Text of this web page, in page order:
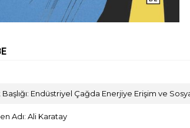
Başlığı: Endüstriyel Çağda Enerjiye Erişim ve
Adı: Ali Karatay